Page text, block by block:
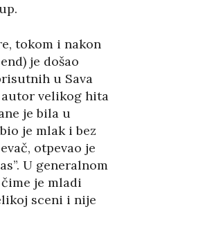
tokom i nakon
je došao
u Sava
autor velikog hita
je bila u
je mlak i bez
otpevao je
U generalnom
je mladi
sceni i nije